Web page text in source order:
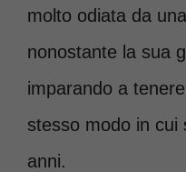
molto odiata da
nonostante la sua
imparando a
stesso modo in
anni.